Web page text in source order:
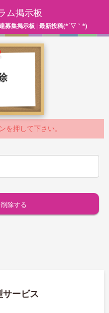
ム掲示板
募集掲示板 | 最新投稿(*´▽｀*)
を押して下さい。
サービス